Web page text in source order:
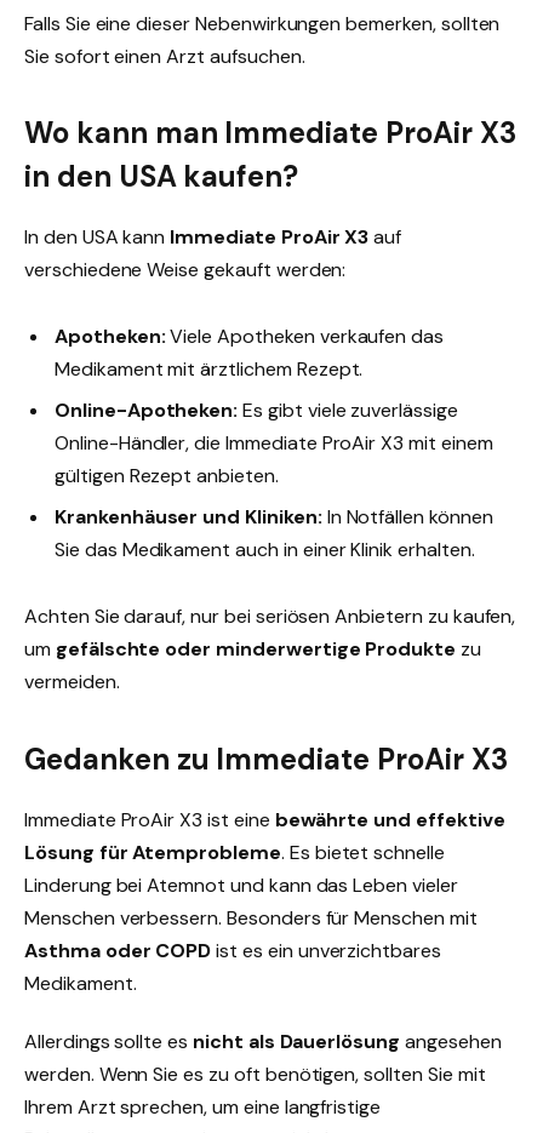
Falls Sie eine dieser Nebenwirkungen bemerken, sollten
Sie sofort einen Arzt aufsuchen.
Wo kann man Immediate ProAir X3
in den USA kaufen?
In den USA kann Immediate ProAir X3auf
verschiedene Weise gekauft werden:
Apotheken:Viele Apotheken verkaufen das
Medikament mit ärztlichem Rezept.
Online-Apotheken: Es gibt viele zuverlässige
Online-Händler, die Immediate ProAir X3 mit einem
gültigen Rezept anbieten.
Krankenhäuser und Kliniken: In Notfällen können
Sie das Medikament auch in einer Klinik erhalten.
Achten Sie darauf, nur bei seriösen Anbietern zu kaufen,
um gefälschte oder minderwertige Produkte zu
vermeiden.
Gedanken zu Immediate ProAir X3
Immediate ProAir X3 ist eine bewährte und effektive
Lösung für Atemprobleme. Es bietet schnelle
Linderung bei Atemnot und kann das Leben vieler
Menschen verbessern. Besonders für Menschen mit
Asthma oder COPDist es ein unverzichtbares
Medikament.
Allerdings sollte es nicht als Dauerlösung angesehen
werden. Wenn Sie es zu oft benötigen, sollten Sie mit
Ihrem Arzt sprechen, um eine langfristige